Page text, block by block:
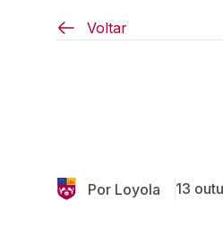
Voltar
Por Loyola 13